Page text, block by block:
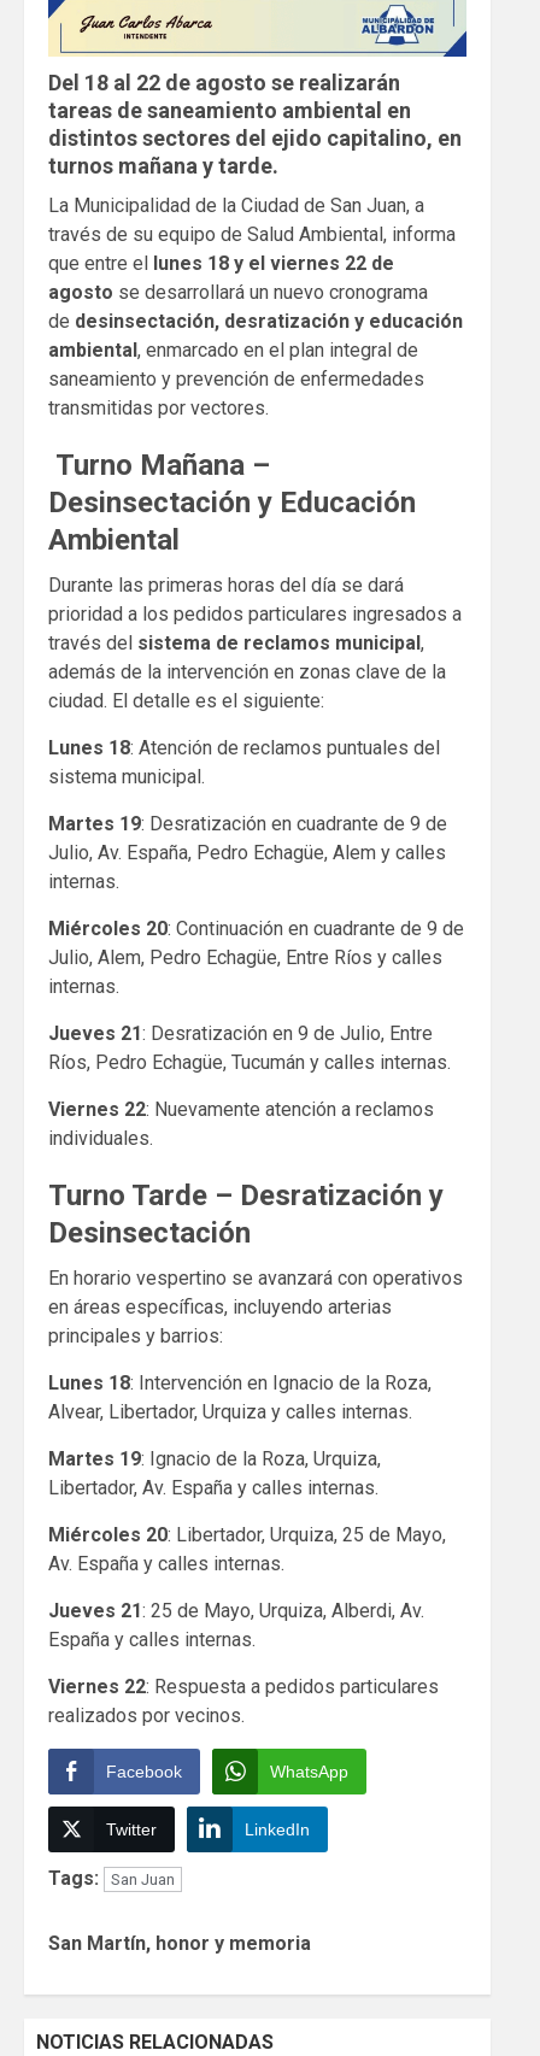
Del 18 al 22 de agosto se realizarán
tareas de saneamiento ambiental en
distintos sectores del ejido capitalino, en
turnos mañana y tarde.
La Municipalidad de la Ciudad de San Juan, a
través de su equipo de Salud Ambiental, informa
que entre el lunes 18 y el viernes 22 de
agosto se desarrollará un nuevo cronograma
de desinsectación, desratización y educación
ambiental, enmarcado en el plan integral de
saneamiento y prevención de enfermedades
transmitidas por vectores.
Turno Mañana –
Desinsectación y Educación
Ambiental
Durante las primeras horas del día se dará
prioridad a los pedidos particulares ingresados a
través del sistema de reclamos municipal,
además de la intervención en zonas clave de la
ciudad. El detalle es el siguiente:
Lunes 18: Atención de reclamos puntuales del
sistema municipal.
Martes 19: Desratización en cuadrante de 9 de
Julio, Av. España, Pedro Echagüe, Alem y calles
internas.
Miércoles 20: Continuación en cuadrante de 9 de
Julio, Alem, Pedro Echagüe, Entre Ríos y calles
internas.
Jueves 21: Desratización en 9 de Julio, Entre
Ríos, Pedro Echagüe, Tucumán y calles internas.
Viernes 22: Nuevamente atención a reclamos
individuales.
Turno Tarde – Desratización y
Desinsectación
En horario vespertino se avanzará con operativos
en áreas específicas, incluyendo arterias
principales y barrios:
Lunes 18: Intervención en Ignacio de la Roza,
Alvear, Libertador, Urquiza y calles internas.
Martes 19: Ignacio de la Roza, Urquiza,
Libertador, Av. España y calles internas.
Miércoles 20: Libertador, Urquiza, 25 de Mayo,
Av. España y calles internas.
Jueves 21: 25 de Mayo, Urquiza, Alberdi, Av.
España y calles internas.
Viernes 22: Respuesta a pedidos particulares
realizados por vecinos.
Facebook WhatsApp
Twitter LinkedIn
Tags: San Juan
Reading
San Martín, honor y memoria
NOTICIAS RELACIONADAS